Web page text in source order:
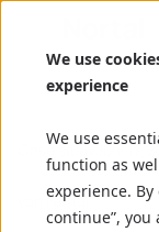
We use
experience
We use
function as
experience. By
continue”,
Case studyJuni 17,
von Nortal